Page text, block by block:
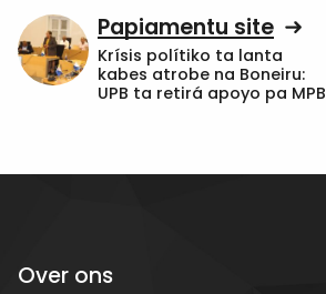
Papiamentu site
Krísis polítiko ta lanta
kabes atrobe na Boneiru:
UPB ta retirá apoyo pa MPB
Over ons